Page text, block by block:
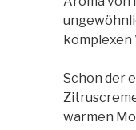
komplexen
Schon der
warmen